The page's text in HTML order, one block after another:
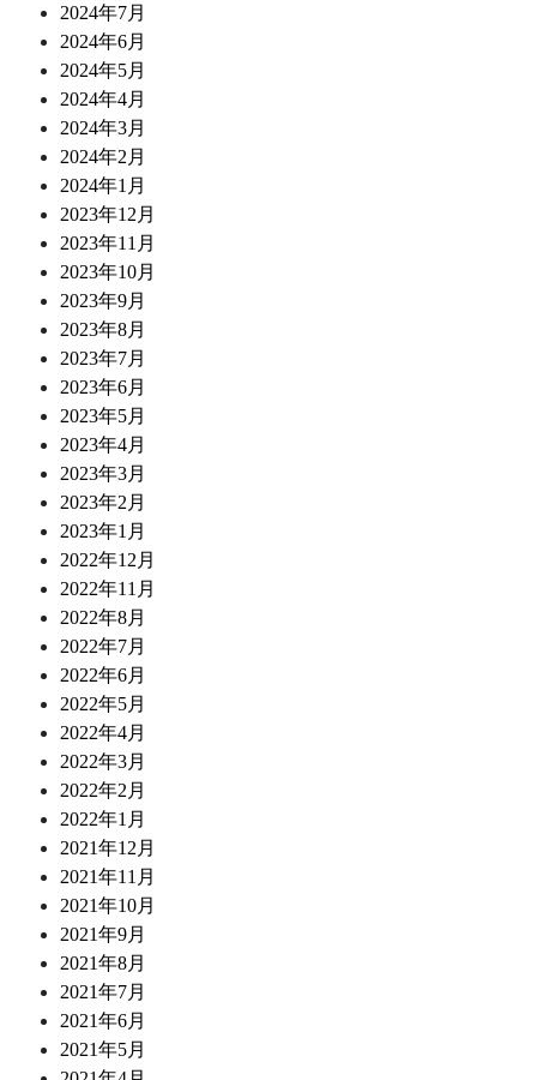
2024年7月
2024年6月
2024年5月
2024年4月
2024年3月
2024年2月
2024年1月
2023年12月
2023年11月
2023年10月
2023年9月
2023年8月
2023年7月
2023年6月
2023年5月
2023年4月
2023年3月
2023年2月
2023年1月
2022年12月
2022年11月
2022年8月
2022年7月
2022年6月
2022年5月
2022年4月
2022年3月
2022年2月
2022年1月
2021年12月
2021年11月
2021年10月
2021年9月
2021年8月
2021年7月
2021年6月
2021年5月